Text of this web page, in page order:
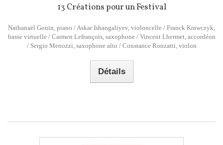
13 Créations pour un Festival
Nathanaël Gouin, piano / Askar Ishangaliyev, violoncelle / Franck Krawczyk,
basse virtuelle / Carmen Lefrançois, saxophone / Vincent Lhermet, accordéon
/ Sergio Menozzi, saxophone alto / Constance Ronzatti, violon
Détails